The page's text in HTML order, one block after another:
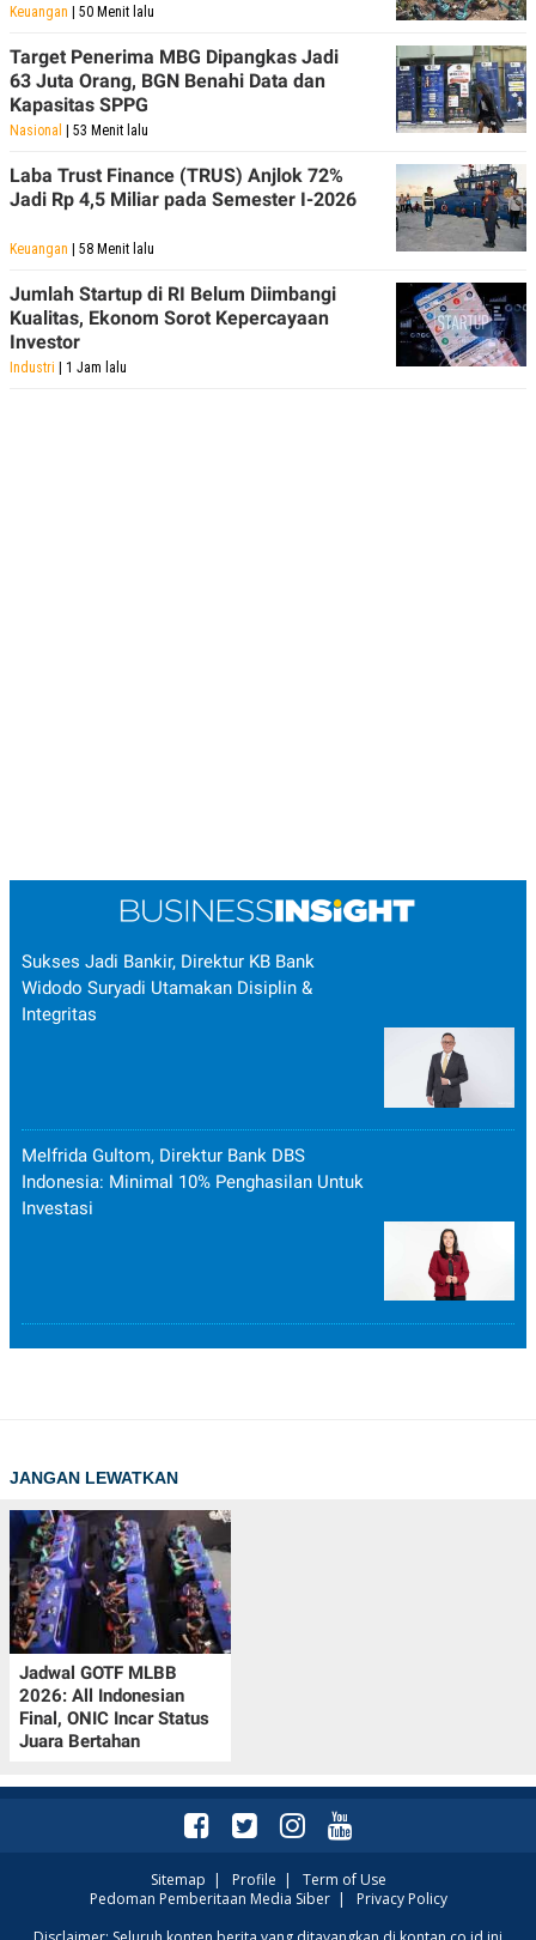
Keuangan | 50 Menit lalu
Target Penerima MBG Dipangkas Jadi
63 Juta Orang, BGN Benahi Data dan
Kapasitas SPPG
Nasional | 53 Menit lalu
Laba Trust Finance (TRUS) Anjlok 72%
Jadi Rp 4,5 Miliar pada Semester I-2026
Keuangan | 58 Menit lalu
Jumlah Startup di RI Belum Diimbangi
Kualitas, Ekonom Sorot Kepercayaan
Investor
Industri | 1 Jam lalu
Sukses Jadi Bankir, Direktur KB Bank
Widodo Suryadi Utamakan Disiplin &
Integritas
Melfrida Gultom, Direktur Bank DBS
Indonesia: Minimal 10% Penghasilan Untuk
Investasi
JANGAN LEWATKAN
Jadwal GOTF MLBB
2026: All Indonesian
Final, ONIC Incar Status
Juara Bertahan
Sitemap | Profile | Term of Use
Pedoman Pemberitaan Media Siber| Privacy Policy